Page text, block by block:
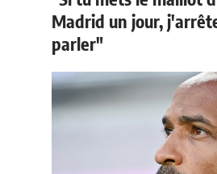
Madrid un jour,
parler"